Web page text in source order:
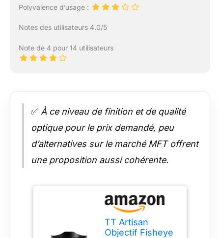
Polyvalence d’usage :
Notes des utilisateurs 4.0/5
Note de 4 pour 14 utilisateurs
✅ À ce niveau de finition et de qualité
optique pour le prix demandé, peu
d’alternatives sur le marché MFT offrent
une proposition aussi cohérente.
TT Artisan
Objectif Fisheye